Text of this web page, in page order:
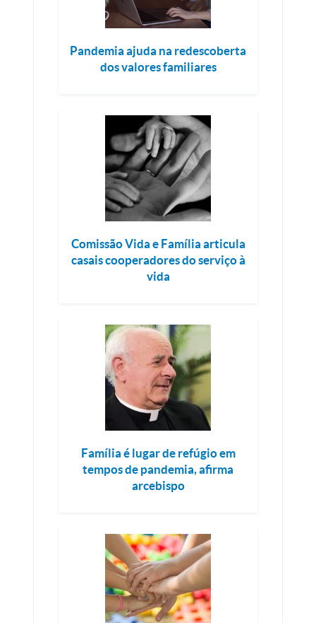
Pandemia ajuda na redescoberta
dos valores familiares
Comissão Vida e Família articula
casais cooperadores do serviço à
vida
Família é lugar de refúgio em
tempos de pandemia, afirma
arcebispo